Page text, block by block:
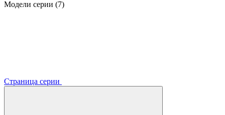
Модели серии (7)
Страница серии